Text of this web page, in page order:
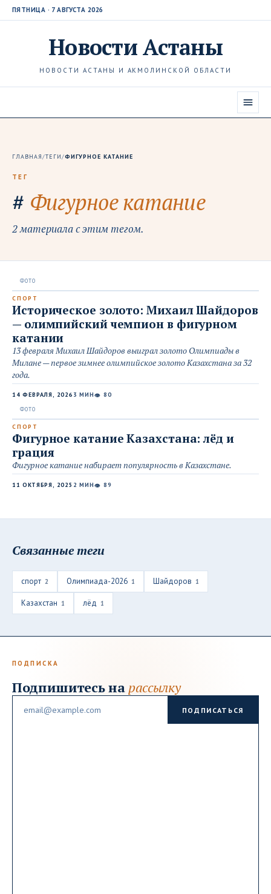
ПЯТНИЦА · 7 АВГУСТА 2026
НовостиАстаны
НОВОСТИ АСТАНЫ И АКМОЛИНСКОЙ ОБЛАСТИ
ГЛАВНАЯ/ТЕГИ/ФИГУРНОЕ КАТАНИЕ
ТЕГ
# Фигурное катание
2 материала с этим тегом.
СПОРТ
Историческое золото: Михаил Шайдоров
— олимпийский чемпион в фигурном
катании
13 февраля Михаил Шайдоров выиграл золото Олимпиады в
Милане — первое зимнее олимпийское золото Казахстана за 32
года.
14 ФЕВРАЛЯ, 2026 3 МИН👁 80
СПОРТ
Фигурное катание Казахстана: лёд и
грация
Фигурное катание набирает популярность в Казахстане.
11 ОКТЯБРЯ, 2025 2 МИН👁 89
Связанные теги
спорт 2 Олимпиада-2026 1 Шайдоров 1
Казахстан 1 лёд 1
ПОДПИСКА
Подпишитесь на рассылку
ПОДПИСАТЬСЯ